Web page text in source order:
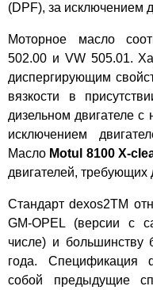
(DPF), за исключением
Моторное масло
502.00 и VW 505.01.
диспергирующим
вязкости в
дизельном двигателе
исключением
Масло Motul 8100 X-
двигателей, требующих
Стандарт dexos2TM
GM-OPEL (версии с
числе) и большинству
года. Спецификация
собой предыдущие